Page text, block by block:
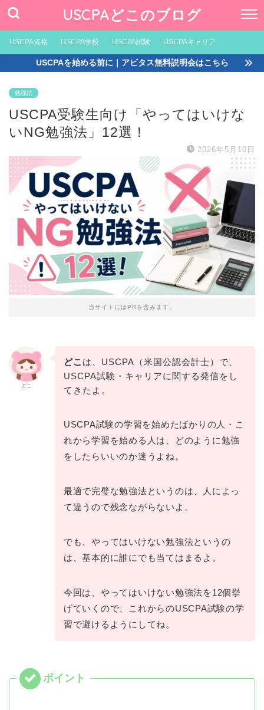
USCPAどこのブログ
USCPA資格 USCPA学校 USCPA試験 USCPAキャリア
USCPAを始める前に｜アビタス無料説明会はこちら
勉強法
USCPA受験生向け「やってはいけな
いNG勉強法」12選！
2026年5月10日
当サイトにはPRを含みます。
どこ
どこ は、USCPA（米国公認会計士）で、
USCPA試験・キャリアに関する発信をし
てきたよ。
USCPA試験の学習を始めたばかりの人・こ
れから学習を始める人は、どのように勉強
をしたらいいのか迷うよね。
最適で完璧な勉強法というのは、人によっ
て違うので残念ながらないよ。
でも、やってはいけない勉強法というの
は、基本的に誰にでも当てはまるよ。
今回は、やってはいけない勉強法を12個挙
げていくので、これからのUSCPA試験の学
習で避けるようにしてね。